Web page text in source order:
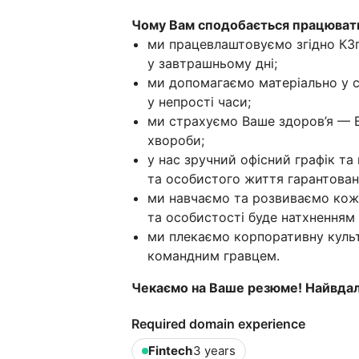
Чому Вам сподобається
ми працевлаштовуємо згідно
у завтрашньому дні;
ми допомагаємо матеріально
у непрості часи;
ми страхуємо Ваше здоров’я —
хвороби;
у нас зручний офісний графік
та особистого життя
ми навчаємо та розвиваємо
та особистості буде
ми плекаємо корпоративну
командним гравцем.
Чекаємо на Ваше резюме!
Required domain experience
Fintech3 years